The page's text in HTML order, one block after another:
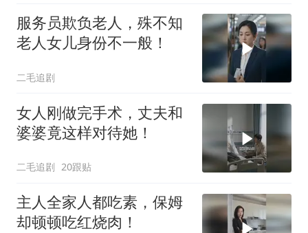
服务员欺负老人，殊不知
老人女儿身份不一般！
二毛追剧
女人刚做完手术，丈夫和
婆婆竟这样对待她！
二毛追剧 20跟贴
主人全家人都吃素，保姆
却顿顿吃红烧肉！